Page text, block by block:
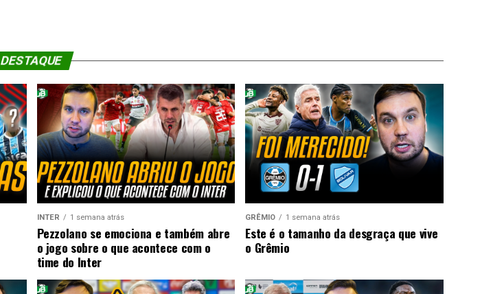
DESTAQUE
INTER 1 semana atrás
Pezzolano se emociona e também abre
o jogo sobre o que acontece com o
time do Inter
GRÊMIO 1 semana atrás
Este é o tamanho da desgraça que vive
o Grêmio